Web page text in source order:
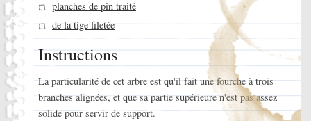
planches de pin traité
de la tige filetée
Instructions
La particularité de cet arbre est qu'il fait une fourche à trois
branches alignées, et que sa partie supérieure n'est pas assez
solide pour servir de support.